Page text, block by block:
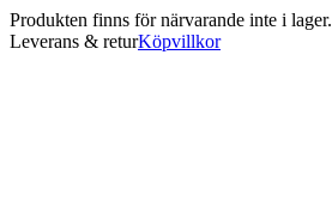
Produkten finns för närvarande inte i lager.
Leverans & returKöpvillkor